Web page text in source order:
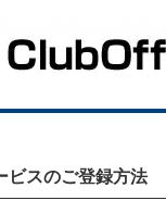
ビスのご登録方法